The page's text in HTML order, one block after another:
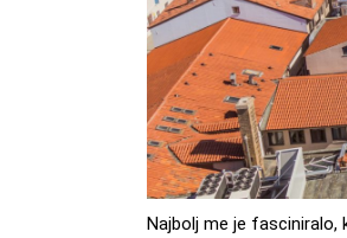
Najbolj me je fasciniralo,